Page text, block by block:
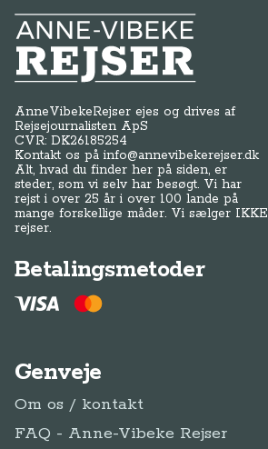
Anne-Vibeke Rejser
AnneVibekeRejser ejes og drives af
Rejsejournalisten ApS
CVR: DK26185254
Kontakt os påinfo@annevibekerejser.dk
Alt, hvad du finder her på siden, er
steder, som vi selv har besøgt. Vi har
rejst i over 25 år i over 100 lande på
mange forskellige måder. Vi sælger IKKE
rejser.
Betalingsmetoder
Genveje
Om os / kontakt
FAQ - Anne-Vibeke Rejser